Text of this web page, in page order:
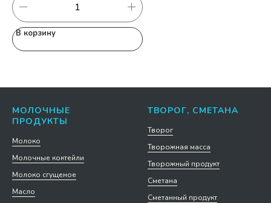
В корзину
МОЛОЧНЫЕ
ПРОДУКТЫ
Молоко
Молочные коктейли
Молоко сгущеное
Масло
ТВОРОГ, СМЕТАНА
Творог
Творожная масса
Творожный продукт
Сметана
Сметанный продукт